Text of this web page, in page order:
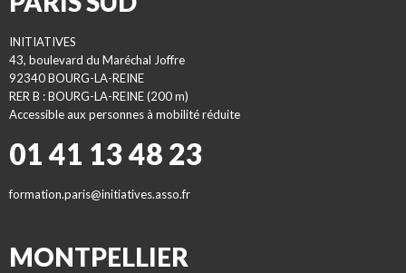
INITIATIVES
43, boulevard du Maréchal Joffre
92340 BOURG-LA-REINE
RER B : BOURG-LA-REINE (200 m)
Accessible aux personnes à mobilité réduite
01 41 13 48 23
formation.paris@initiatives.asso.fr
MONTPELLIER